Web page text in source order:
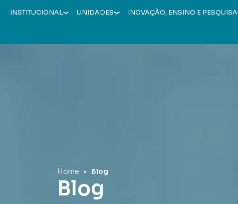
INSTITUCIONAL UNIDADES INOVAÇÃO, ENSINO E PESQUISA
Home Blog
Blog